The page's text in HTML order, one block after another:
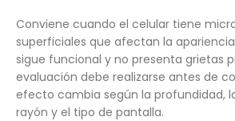
Conviene cuando el celular tiene
superficiales que afectan la
sigue funcional y no presenta grietas
evaluación debe realizarse antes de
efecto cambia según la profundidad,
rayón y el tipo de pantalla.